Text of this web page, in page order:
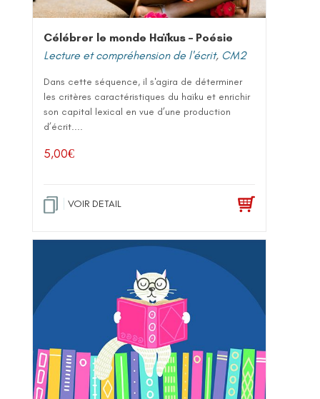
Célébrer le monde Haïkus – Poésie
Lecture et compréhension de l'écrit, CM2
Dans cette séquence, il s'agira de déterminer
les critères caractéristiques du haïku et enrichir
son capital lexical en vue d’une production
d’écrit....
5,00€
VOIR DETAIL